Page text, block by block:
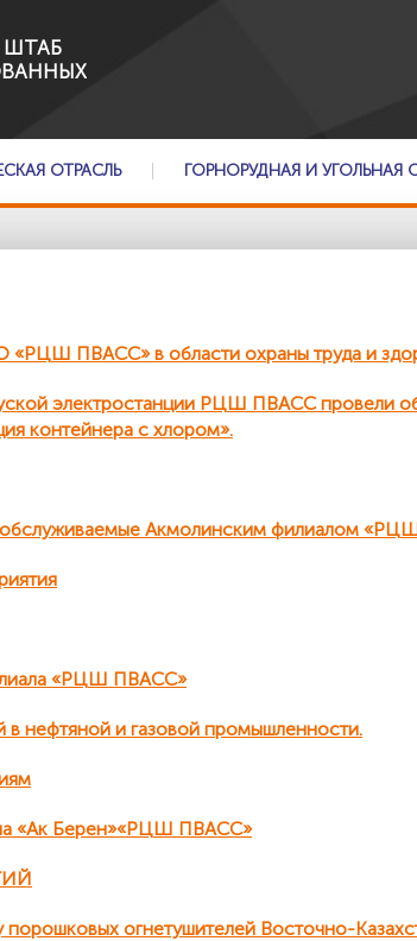
ШТАБ
ОТРАСЛЬ ГОРНОРУДНАЯ И УГОЛЬНАЯ
ПВАСС» в области охраны труда и
электростанции РЦШ ПВАСС провели
контейнера с хлором».
обслуживаемые Акмолинским филиалом
«РЦШ ПВАСС»
нефтяной и газовой промышленности.
«Ак Берен»«РЦШ ПВАСС»
порошковых огнетушителей Восточно-